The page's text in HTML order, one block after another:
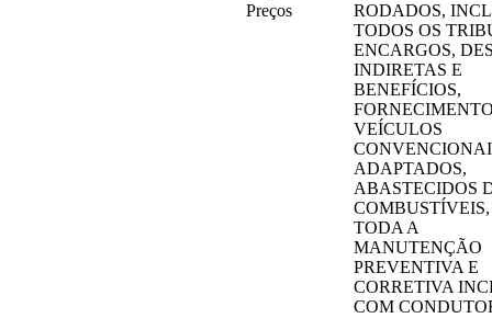
Preços
RODADOS,
TODOS OS
ENCARGOS,
INDIRETAS E
BENEFÍCIOS,
VEÍCULOS
ADAPTADOS,
ABASTECIDOS
TODA A
MANUTENÇÃO
PREVENTIVA E
CORRETIVA
COM